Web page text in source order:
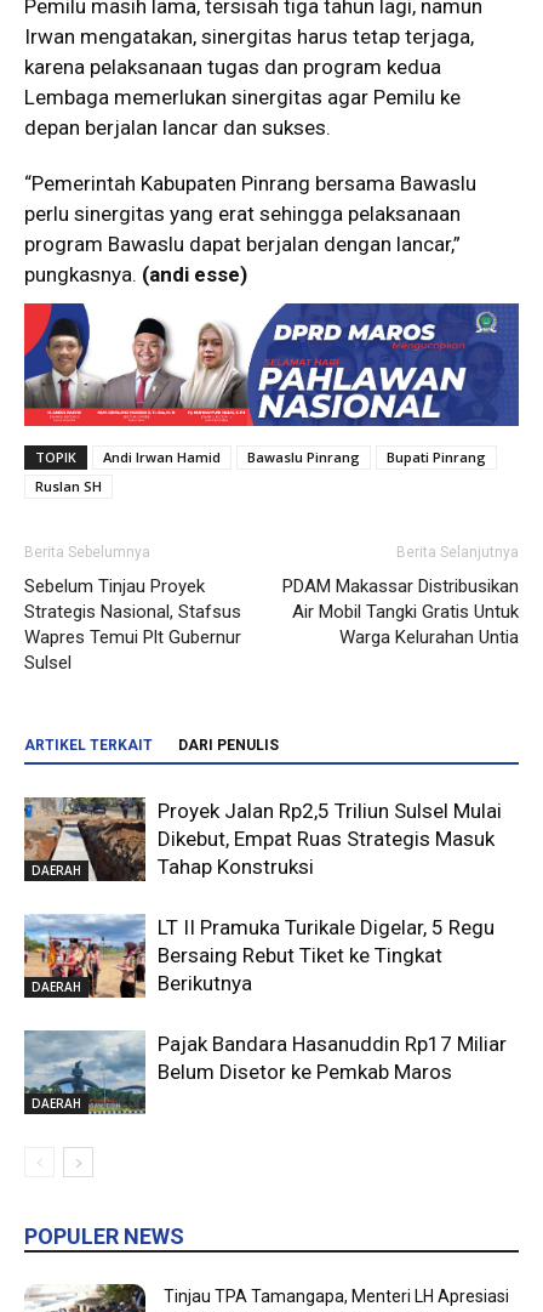
Pemilu masih lama, tersisah tiga tahun lagi, namun
Irwan mengatakan, sinergitas harus tetap terjaga,
karena pelaksanaan tugas dan program kedua
Lembaga memerlukan sinergitas agar Pemilu ke
depan berjalan lancar dan sukses.
“Pemerintah Kabupaten Pinrang bersama Bawaslu
perlu sinergitas yang erat sehingga pelaksanaan
program Bawaslu dapat berjalan dengan lancar,”
pungkasnya. (andi esse)
TOPIK Andi Irwan Hamid Bawaslu Pinrang
Bupati Pinrang
Ruslan SH
Berita Sebelumnya
Sebelum Tinjau Proyek
Strategis Nasional, Stafsus
Wapres Temui Plt Gubernur
Sulsel
Berita Selanjutnya
PDAM Makassar Distribusikan
Air Mobil Tangki Gratis Untuk
Warga Kelurahan Untia
ARTIKEL TERKAIT DARI PENULIS
DAERAH
Proyek Jalan Rp2,5 Triliun Sulsel Mulai
Dikebut, Empat Ruas Strategis Masuk
Tahap Konstruksi
DAERAH
LT II Pramuka Turikale Digelar, 5 Regu
Bersaing Rebut Tiket ke Tingkat
Berikutnya
DAERAH
Pajak Bandara Hasanuddin Rp17 Miliar
Belum Disetor ke Pemkab Maros
POPULER NEWS
Tinjau TPA Tamangapa, Menteri LH Apresiasi